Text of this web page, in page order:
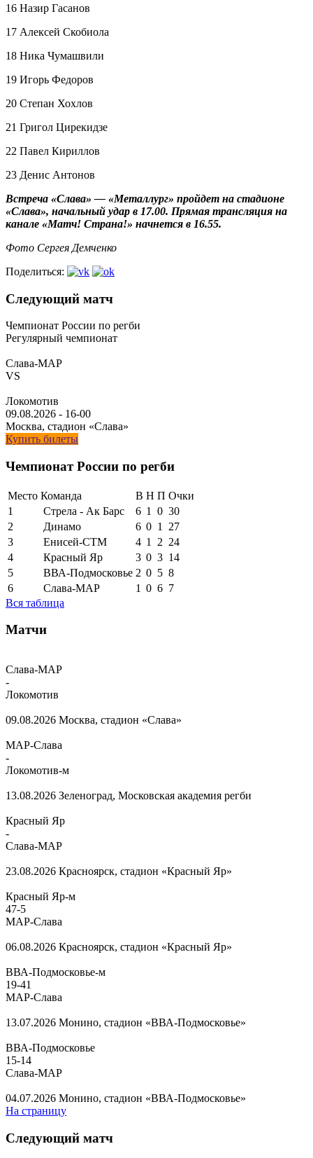
16 Назир Гасанов
17 Алексей Скобиола
18 Ника Чумашвили
19 Игорь Федоров
20 Степан Хохлов
21 Григол Цирекидзе
22 Павел Кириллов
23 Денис Антонов
Встреча «Слава» — «Металлург» пройдет на стадионе
«Слава», начальный удар в 17.00. Прямая трансляция на
канале «Матч! Страна!» начнется в 16.55.
Фото Сергея Демченко
Поделиться:
Следующий матч
Чемпионат России по регби
Регулярный чемпионат
Слава-МАР
VS
Локомотив
09.08.2026 - 16-00
Москва, стадион «Слава»
Купить билеты
Чемпионат России по регби
Место Команда В Н П Очки
1
Стрела - Ак Барс 6 1 0 30
2
Динамо 6 0 1
27
3
Енисей-СТМ 4 1 2 24
4
Красный Яр 3 0 3 14
5
ВВА-Подмосковье 2 0 5 8
6
Слава-МАР 1 0 6 7
Вся таблица
Матчи
Слава-МАР
-
Локомотив
09.08.2026 Москва, стадион «Слава»
МАР-Слава
-
Локомотив-м
13.08.2026 Зеленоград, Московская академия регби
Красный Яр
-
Слава-МАР
23.08.2026 Красноярск, стадион «Красный Яр»
Красный Яр-м
47-5
МАР-Слава
06.08.2026 Красноярск, стадион «Красный Яр»
ВВА-Подмосковье-м
19-41
МАР-Слава
13.07.2026 Монино, стадион «ВВА-Подмосковье»
ВВА-Подмосковье
15-14
Слава-МАР
04.07.2026 Монино, стадион «ВВА-Подмосковье»
На страницу
Следующий матч